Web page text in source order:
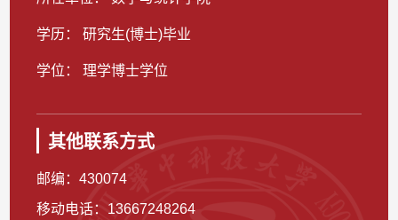
学历： 研究生(博士)毕业
学位： 理学博士学位
其他联系方式
邮编：430074
移动电话： 13667248264